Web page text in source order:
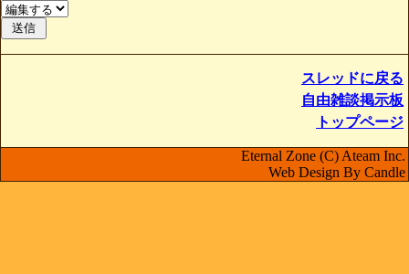
スレッドに戻る
自由雑談掲示板
トップページ
Eternal Zone (C) Ateam Inc.
Web Design By Candle